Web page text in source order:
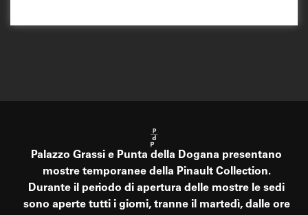
Palazzo Grassi e Punta della Dogana presentano
mostre temporanee della Pinault Collection.
Durante il periodo di apertura delle mostre le sedi
sono aperte tutti i giorni, tranne il martedì, dalle ore